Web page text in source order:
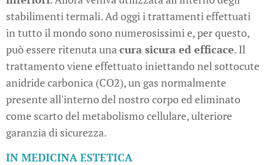
stabilimenti termali. Ad oggi i trattamenti effettuati
in tutto il mondo sono numerosissimi e, per questo,
può essere ritenuta unacura sicura ed efficace. Il
trattamento viene effettuato iniettando nel sottocute
anidride carbonica (CO2), un gas normalmente
presente all'interno del nostro corpo ed eliminato
come scarto del metabolismo cellulare, ulteriore
garanzia di sicurezza.
IN MEDICINA ESTETICA